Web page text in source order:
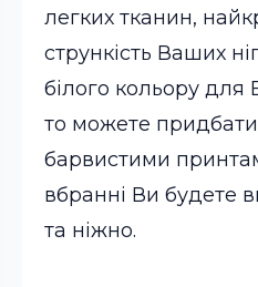
легких тканин,
стрункість Ваших
білого кольору
то можете придбати
барвистими
вбранні Ви будете
та ніжно.